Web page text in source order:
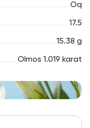
Oq
17.5
15.38 g
Olmos 1.019 karat